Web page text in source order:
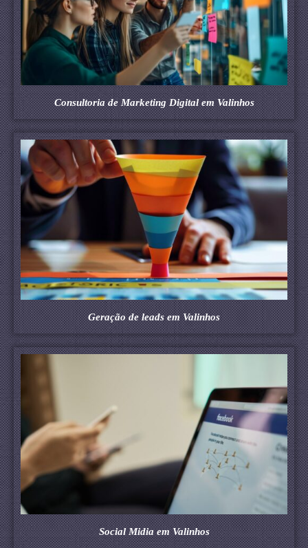
Consultoria de Marketing Digital em Valinhos
Geração de leads em Valinhos
Social Midia em Valinhos